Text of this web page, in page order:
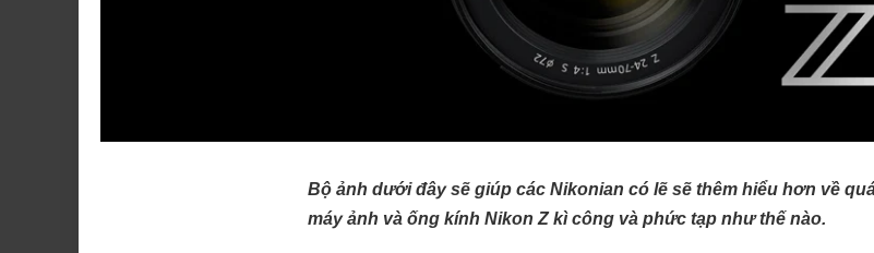
Bộ ảnh dưới đây sẽ giúp các Nikonian có lẽ sẽ thêm hiểu hơn về
máy ảnh và ống kính Nikon Z kì công và phức tạp như thế nào.